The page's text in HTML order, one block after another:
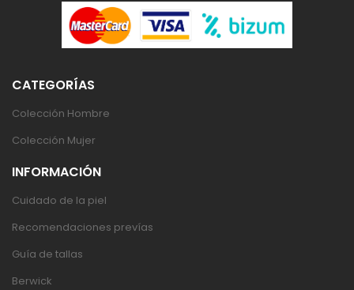
CATEGORÍAS
Colección Hombre
Colección Mujer
INFORMACIÓN
Cuidado de la piel
Recomendaciones prevías
Guía de tallas
Berwick